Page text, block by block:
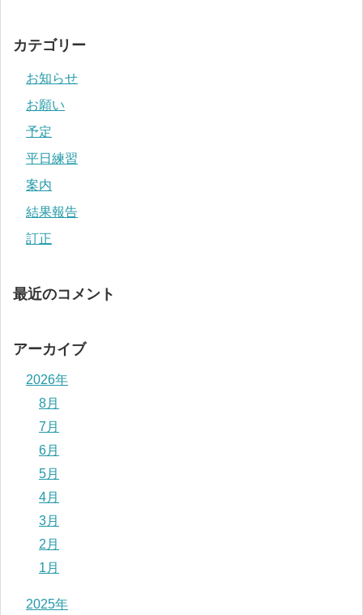
カテゴリー
お知らせ
お願い
予定
平日練習
案内
結果報告
訂正
最近のコメント
アーカイブ
2026年
8月
7月
6月
5月
4月
3月
2月
1月
2025年